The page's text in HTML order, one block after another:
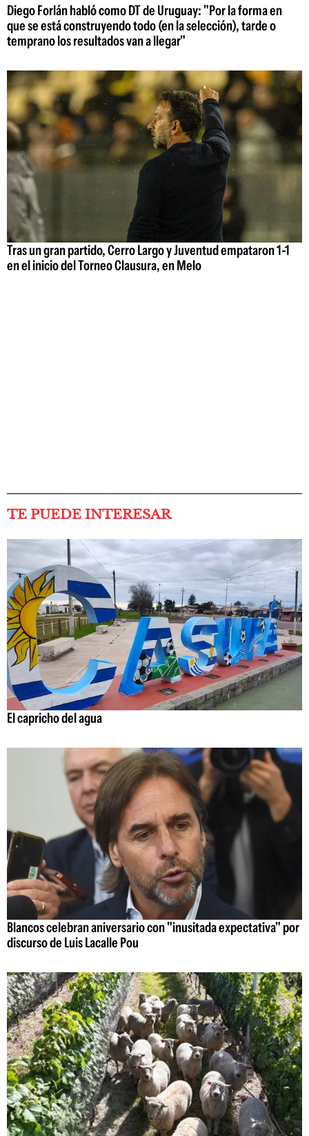
Diego Forlán habló como DT de Uruguay: "Por la forma en
que se está construyendo todo (en la selección), tarde o
temprano los resultados van a llegar"
Tras un gran partido, Cerro Largo y Juventud empataron 1-1
en el inicio del Torneo Clausura, en Melo
TE PUEDE INTERESAR
El capricho del agua
Blancos celebran aniversario con "inusitada expectativa" por
discurso de Luis Lacalle Pou